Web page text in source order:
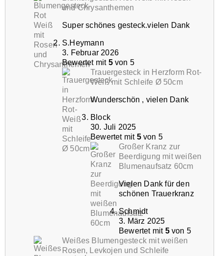
und Chrysanthemen
Super schönes gesteck.vielen Dank
S.Heymann
3. Februar 2026
Bewertet mit 5von 5
Trauergesteck in Herzform Rot-
Weiß mit Schleife Ø 50cm
Wunderschön , vielen Dank
Block
30. Juli 2025
Bewertet mit 5von 5
Großer Kranz zur
Beerdigung mit weißen
Blumenaufsatz 60cm
Vielen Dank für den
schönen Trauerkranz
Schmidt
3. März 2025
Bewertet mit 5von 5
Weißes Blumengesteck mit weißen
Rosen, Levkojen und Schleife